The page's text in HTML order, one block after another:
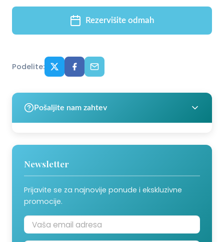
Rezervišite odmah
Podelite:
Pošaljite nam zahtev
Newsletter
Prijavite se za najnovije ponude i ekskluzivne
promocije.